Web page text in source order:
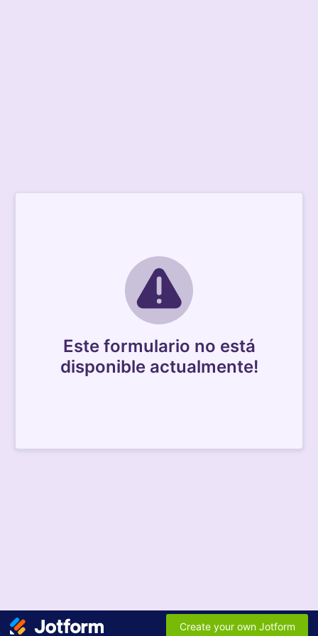
Este formulario no está
disponible actualmente!
Create your own Jotform